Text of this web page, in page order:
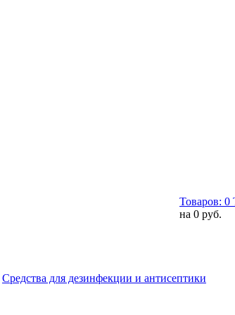
Товаров: 0
на 0 руб.
Средства для дезинфекции и антисептики